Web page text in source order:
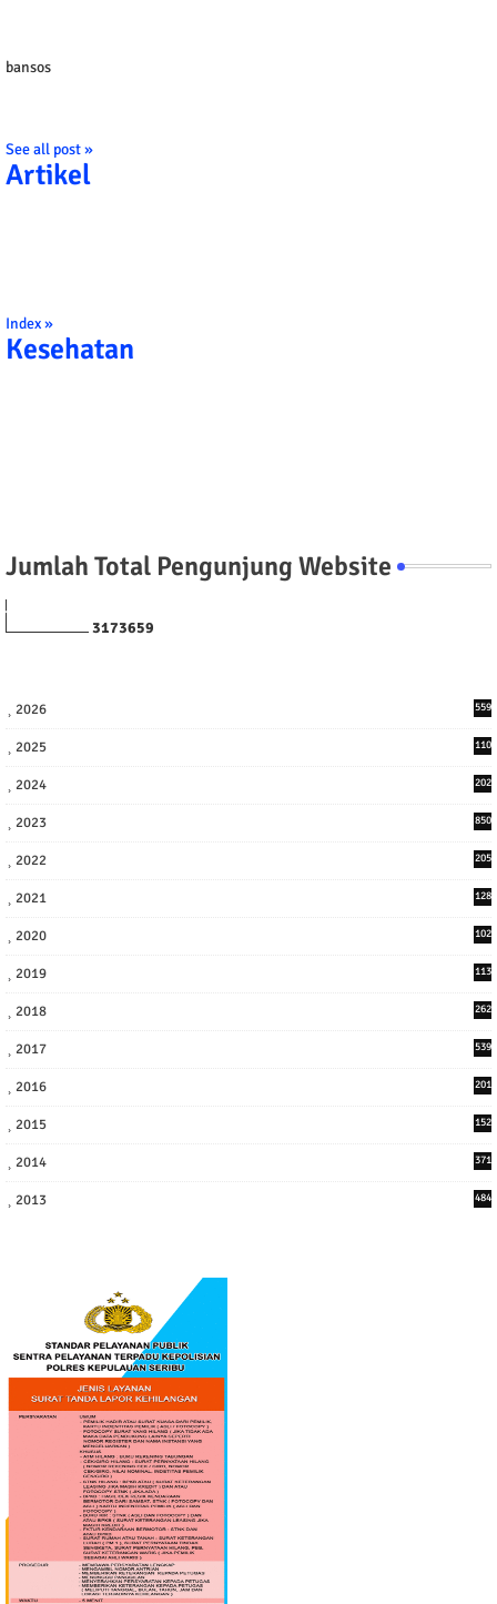
bansos
See all post »
Artikel
Index »
Kesehatan
Jumlah Total Pengunjung Website
3173659
2026 559
2025
110
2024
202
2023 850
2022
205
2021
128
2020
102
2019
113
2018
262
2017
539
2016
201
2015 152
2014 371
2013 484